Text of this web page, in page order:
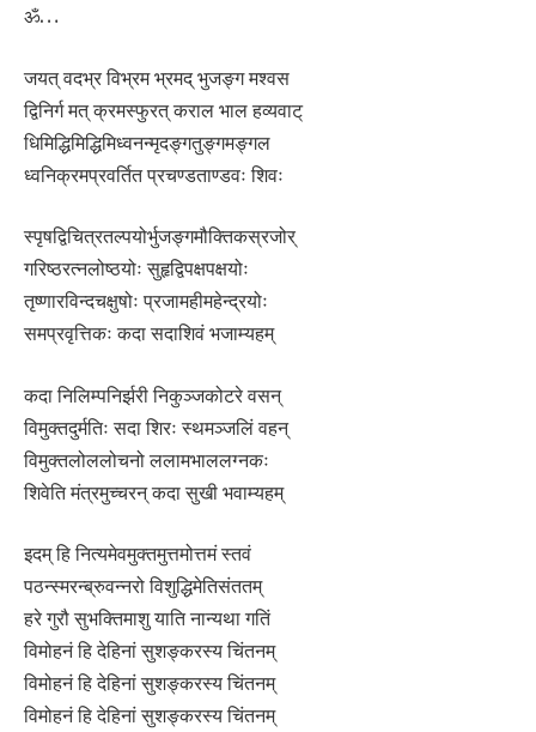
ॐ…
जयत् वदभ्र विभ्रम भ्रमद् भुजङ्ग मश्वस
द्विनिर्ग मत् क्रमस्फुरत् कराल भाल हव्यवाट्
धिमिद्धिमिद्धिमिध्वनन्मृदङ्गतुङ्गमङ्गल
ध्वनिक्रमप्रवर्तित प्रचण्डताण्डवः शिवः
स्पृषद्विचित्रतल्पयोर्भुजङ्गमौक्तिकस्रजोर्
गरिष्ठरत्नलोष्ठयोः सुहृद्विपक्षपक्षयोः
तृष्णारविन्दचक्षुषोः प्रजामहीमहेन्द्रयोः
समप्रवृत्तिकः कदा सदाशिवं भजाम्यहम्
कदा निलिम्पनिर्झरी निकुञ्जकोटरे वसन्
विमुक्तदुर्मतिः सदा शिरः स्थमञ्जलिं वहन्
विमुक्तलोललोचनो ललामभाललग्नकः
शिवेति मंत्रमुच्चरन् कदा सुखी भवाम्यहम्
इदम् हि नित्यमेवमुक्तमुत्तमोत्तमं स्तवं
पठन्स्मरन्ब्रुवन्नरो विशुद्धिमेतिसंततम्
हरे गुरौ सुभक्तिमाशु याति नान्यथा गतिं
विमोहनं हि देहिनां सुशङ्करस्य चिंतनम्
विमोहनं हि देहिनां सुशङ्करस्य चिंतनम्
विमोहनं हि देहिनां सुशङ्करस्य चिंतनम्